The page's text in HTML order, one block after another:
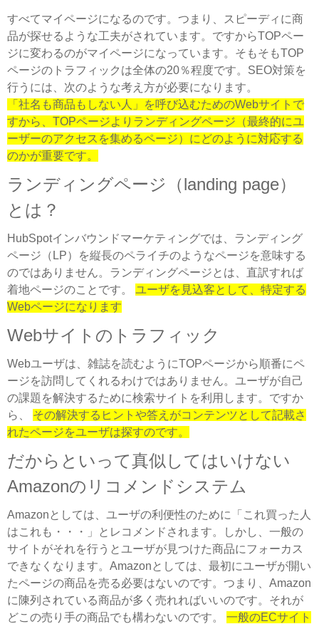
すべてマイページになるのです。つまり、スピーディに商
品が探せるような工夫がされています。ですからTOPペー
ジに変わるのがマイページになっています。そもそもTOP
ページのトラフィックは全体の20％程度です。SEO対策を
行うには、次のような考え方が必要になります。
「社名も商品もしない人」を呼び込むためのWebサイトで
すから、TOPページよりランディングページ（最終的にユ
ーザーのアクセスを集めるページ）にどのように対応する
のかが重要です。
ランディングページ（landing page）
とは？
HubSpotインバウンドマーケティングでは、ランディング
ページ（LP）を縦長のペライチのようなページを意味する
のではありません。ランディングページとは、直訳すれば
着地ページのことです。 ユーザを見込客として、特定する
Webページになります
Webサイトのトラフィック
Webユーザは、雑誌を読むようにTOPページから順番にペ
ージを訪問してくれるわけではありません。ユーザが自己
の課題を解決するために検索サイトを利用します。ですか
ら、 その解決するヒントや答えがコンテンツとして記載さ
れたページをユーザは探すのです。
だからといって真似してはいけない
Amazonのリコメンドシステム
Amazonとしては、ユーザの利便性のために「これ買った人
はこれも・・・」とレコメンドされます。しかし、一般の
サイトがそれを行うとユーザが見つけた商品にフォーカス
できなくなります。Amazonとしては、最初にユーザが開い
たページの商品を売る必要はないのです。つまり、Amazon
に陳列されている商品が多く売れればいいのです。それが
どこの売り手の商品でも構わないのです。 一般のECサイト